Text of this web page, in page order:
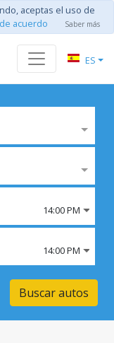
aceptas el uso de
acuerdo Saber más
ES
14:00 PM
14:00 PM
Buscar autos